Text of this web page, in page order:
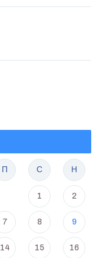
П С Н
1 2
7 8 9
14 15 16